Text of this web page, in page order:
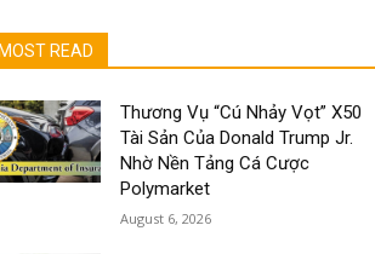
MOST READ
Thương Vụ “Cú Nhảy Vọt” X50
Tài Sản Của Donald Trump Jr.
Nhờ Nền Tảng Cá Cược
Polymarket
August 6, 2026